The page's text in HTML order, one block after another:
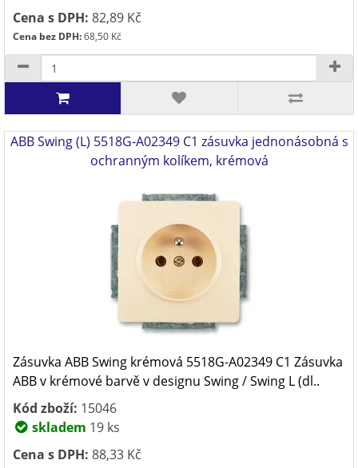
Cena s DPH: 82,89 Kč
Cena bez DPH:68,50 Kč
ABB Swing (L) 5518G-A02349 C1 zásuvka jednonásobná s
ochranným kolíkem, krémová
Zásuvka ABB Swing krémová 5518G-A02349 C1 Zásuvka
ABB v krémové barvě v designu Swing / Swing L (dl..
Kód zboží: 15046
skladem 19 ks
Cena s DPH: 88,33 Kč